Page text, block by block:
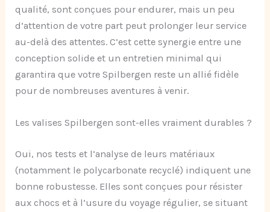
qualité, sont conçues pour endurer, mais un peu
d’attention de votre part peut prolonger leur service
au-delà des attentes. C’est cette synergie entre une
conception solide et un entretien minimal qui
garantira que votre Spilbergen reste un allié fidèle
pour de nombreuses aventures à venir.
Les valises Spilbergen sont-elles vraiment durables ?
Oui, nos tests et l’analyse de leurs matériaux
(notamment le polycarbonate recyclé) indiquent une
bonne robustesse. Elles sont conçues pour résister
aux chocs et à l’usure du voyage régulier, se situant